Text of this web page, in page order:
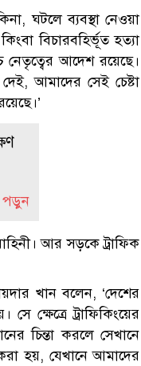
ঘটলে ব্যবস্থা নেওয়া
বিচারবহির্ভূত হত্যা
নেতৃত্বের আদেশ রয়েছে।
আমাদের সেই চেষ্টা
পড়ুন
আর সড়কে ট্রাফিক
খান বলেন, ‘দেশের
ক্ষেত্রে ট্রাফিকিংয়ের
চিন্তা করলে সেখানে
হয়, যেখানে আমাদের